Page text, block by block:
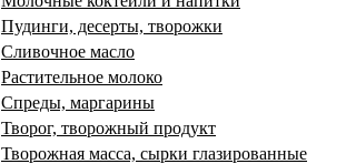
Пудинги, десерты, творожки
Сливочное масло
Растительное молоко
Спреды, маргарины
Творог, творожный продукт
Творожная масса, сырки глазированные